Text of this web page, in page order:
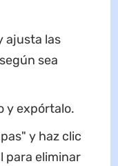
ajusta las
sea
y expórtalo.
y haz clic
para eliminar